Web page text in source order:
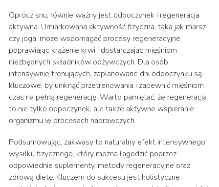
Oprócz snu, równie ważny jest odpoczynek i regeneracja
aktywna. Umiarkowana aktywność fizyczna, taka jak marsz
czy joga, może wspomagać procesy regeneracyjne,
poprawiając krążenie krwi i dostarczając mięśniom
niezbędnych składników odżywczych. Dla osób
intensywnie trenujących, zaplanowane dni odpoczynku są
kluczowe, by uniknąć przetrenowania i zapewnić mięśniom
czas na pełną regenerację. Warto pamiętać, że regeneracja
to nie tylko odpoczynek, ale także aktywne wspieranie
organizmu w procesach naprawczych.
Podsumowując, zakwasy to naturalny efekt intensywnego
wysiłku fizycznego, który można łagodzić poprzez
odpowiednie suplementy, metody regeneracyjne oraz
zdrową dietę. Kluczem do sukcesu jest holistyczne